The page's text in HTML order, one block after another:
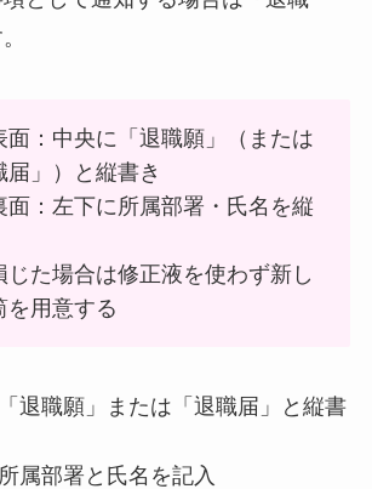
面：中央に「退職願」（または
届」）と縦書き
面：左下に所属部署・氏名を縦
じた場合は修正液を使わず新し
を用意する
退職願」または「退職届」と縦書
属部署と氏名を記入